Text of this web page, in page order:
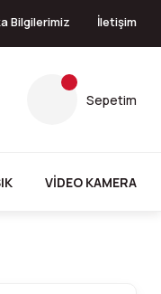
Bilgilerimiz İletişim
Sepetim
VİDEO KAMERA